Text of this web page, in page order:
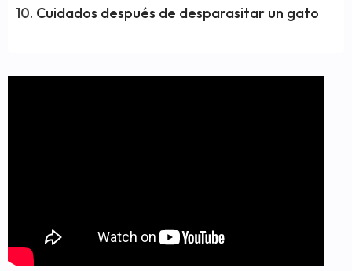
Cuidados después de desparasitar un gato